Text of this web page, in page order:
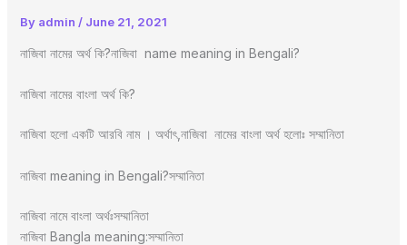
By admin / June 21, 2021
নাজিবা নামের অর্থ কি?নাজিবা name meaning in Bengali?
নাজিবা নামের বাংলা অর্থ কি?
নাজিবা হলো একটি আরবি নাম । অর্থাৎ,নাজিবা নামের বাংলা অর্থ হলোঃ সম্মানিতা
নাজিবা meaning in Bengali?সম্মানিতা
নাজিবা নামে বাংলা অর্থঃসম্মানিতা
নাজিবা Bangla meaning:সম্মানিতা